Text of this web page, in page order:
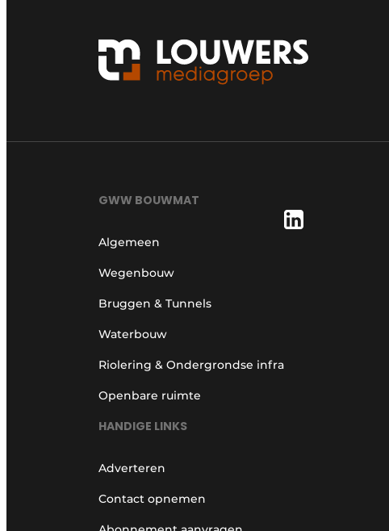
GWW BOUWMAT
Algemeen
Wegenbouw
Bruggen & Tunnels
Waterbouw
Riolering & Ondergrondse infra
Openbare ruimte
HANDIGE LINKS
Adverteren
Contact opnemen